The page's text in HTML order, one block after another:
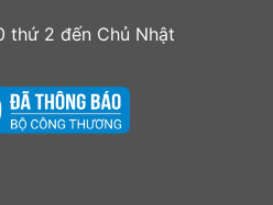
thứ 2 đến Chủ Nhật